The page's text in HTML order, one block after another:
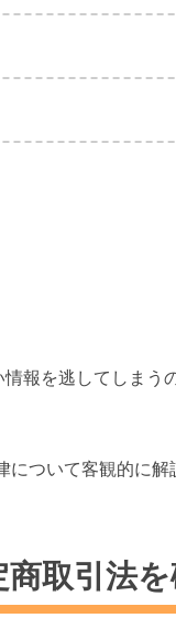
報を逃してしまう
ついて客観的に解
取引法